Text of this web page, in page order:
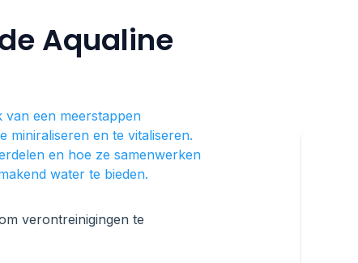
Aqualine
van een meerstappen
en te vitaliseren.
en hoe ze samenwerken
water te bieden.
verontreinigingen te